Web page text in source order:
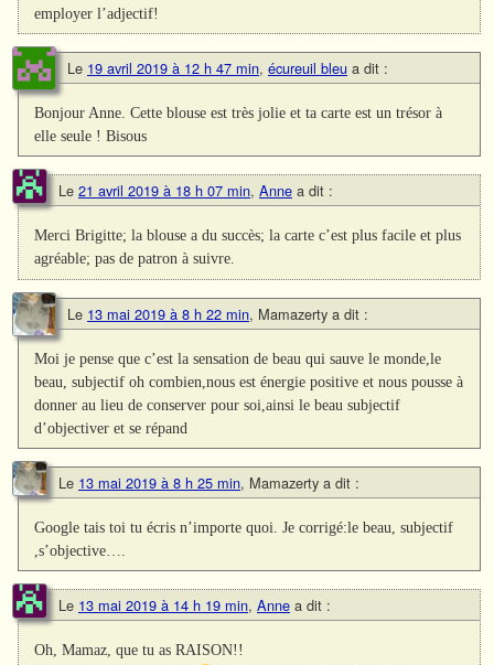
employer l’adjectif!
Le 19 avril 2019 à 12 h 47 min, écureuil bleu a dit :
Bonjour Anne. Cette blouse est très jolie et ta carte est un trésor à
elle seule ! Bisous
Le 21 avril 2019 à 18 h 07 min, Anne a dit :
Merci Brigitte; la blouse a du succès; la carte c’est plus facile et plus
agréable; pas de patron à suivre.
Le 13 mai 2019 à 8 h 22 min, Mamazerty a dit :
Moi je pense que c’est la sensation de beau qui sauve le monde,le
beau, subjectif oh combien,nous est énergie positive et nous pousse à
donner au lieu de conserver pour soi,ainsi le beau subjectif
d’objectiver et se répand
Le 13 mai 2019 à 8 h 25 min, Mamazerty a dit :
Google tais toi tu écris n’importe quoi. Je corrigé:le beau, subjectif
,s’objective….
Le 13 mai 2019 à 14 h 19 min, Anne a dit :
Oh, Mamaz, que tu as RAISON!!